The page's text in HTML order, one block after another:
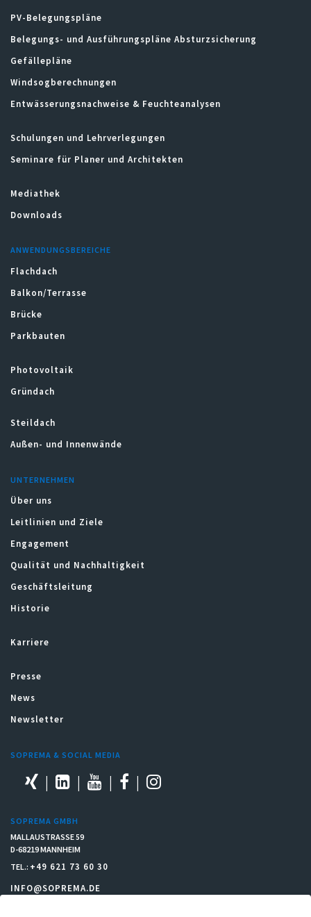
PV-Belegungspläne
Belegungs- und Ausführungspläne Absturzsicherung
Gefällepläne
Windsogberechnungen
Entwässerungsnachweise & Feuchteanalysen
Schulungen und Lehrverlegungen
Seminare für Planer und Architekten
Mediathek
Downloads
ANWENDUNGSBEREICHE
Flachdach
Balkon/Terrasse
Brücke
Parkbauten
Photovoltaik
Gründach
Steildach
Außen- und Innenwände
UNTERNEHMEN
Über uns
Leitlinien und Ziele
Engagement
Qualität und Nachhaltigkeit
Geschäftsleitung
Historie
Karriere
Presse
News
Newsletter
SOPREMA & SOCIAL MEDIA
SOPREMA GMBH
MALLAUSTRASSE 59
D-68219 MANNHEIM
TEL.: +49 621 73 60 30
INFO@SOPREMA.DE